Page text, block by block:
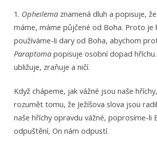
1. Opheilemaznamená dluh a popisuje,
máme, máme půjčené od Boha. Proto je
používáme-li dary od Boha, abychom
Paraptomapopisuje osobní dopad
ubližuje, zraňuje a ničí.
Když chápeme, jak vážné jsou naše
rozumět tomu, že Ježíšova slova jsou
naše hříchy opravdu vážné, poprosíme-li
odpuštění, On nám odpustí.